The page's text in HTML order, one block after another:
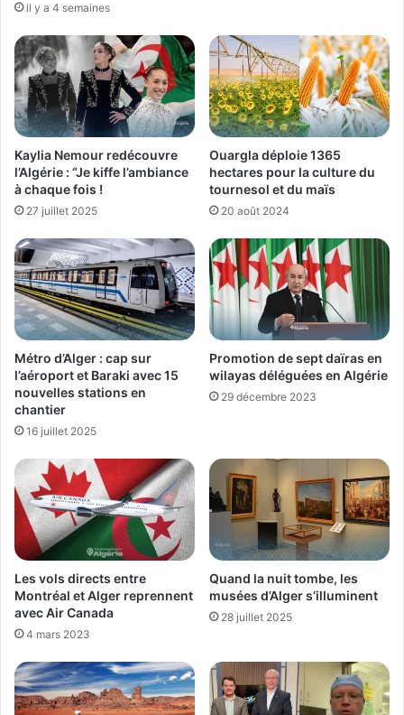
il y a 4 semaines
Kaylia Nemour redécouvre
l’Algérie : “Je kiffe l’ambiance
à chaque fois !
27 juillet 2025
Ouargla déploie 1365
hectares pour la culture du
tournesol et du maïs
20 août 2024
Métro d’Alger : cap sur
l’aéroport et Baraki avec 15
nouvelles stations en
chantier
16 juillet 2025
Promotion de sept daïras en
wilayas déléguées en Algérie
29 décembre 2023
Les vols directs entre
Montréal et Alger reprennent
avec Air Canada
4 mars 2023
Quand la nuit tombe, les
musées d’Alger s’illuminent
28 juillet 2025